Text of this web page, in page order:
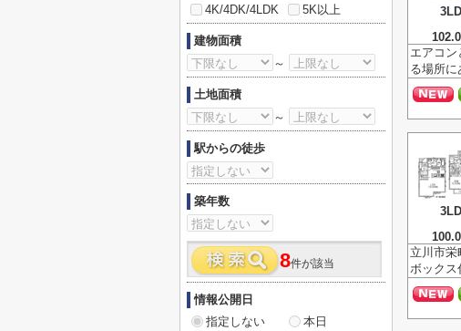
エアコン
る場所
立川市
ボックス
4K/4DK/4LDK
5K以上
建物面積
～
土地面積
～
駅からの徒歩
築年数
8件が該当
情報公開日
指定しない
本日